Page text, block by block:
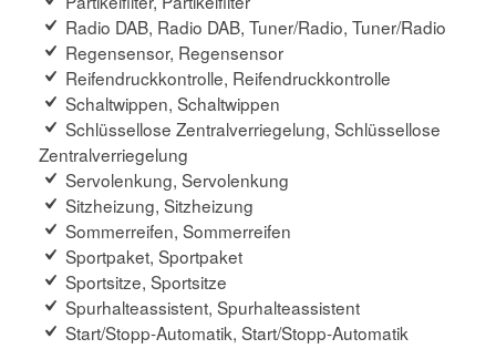
Radio DAB, Radio DAB, Tuner/Radio, Tuner/Radio
Regensensor, Regensensor
Reifendruckkontrolle, Reifendruckkontrolle
Schaltwippen, Schaltwippen
Schlüssellose Zentralverriegelung, Schlüssellose
Zentralverriegelung
Servolenkung, Servolenkung
Sitzheizung, Sitzheizung
Sommerreifen, Sommerreifen
Sportpaket, Sportpaket
Sportsitze, Sportsitze
Spurhalteassistent, Spurhalteassistent
Start/Stopp-Automatik, Start/Stopp-Automatik